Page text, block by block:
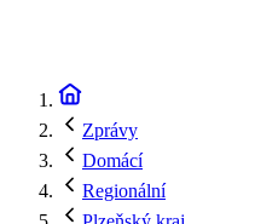
Zprávy
Domácí
Regionální